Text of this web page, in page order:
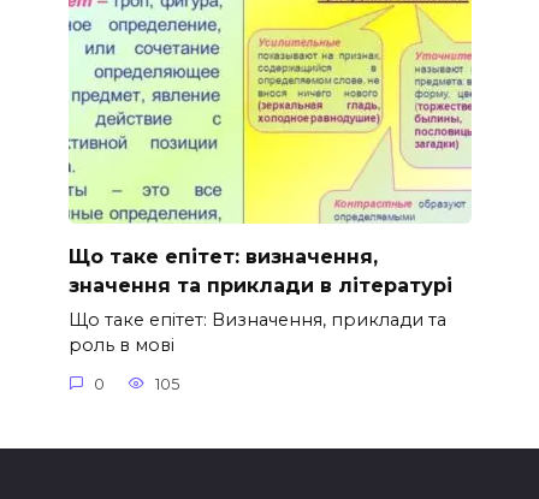
Що таке епітет: визначення,
значення та приклади в літературі
Що таке епітет: Визначення, приклади та
роль в мові
0 105